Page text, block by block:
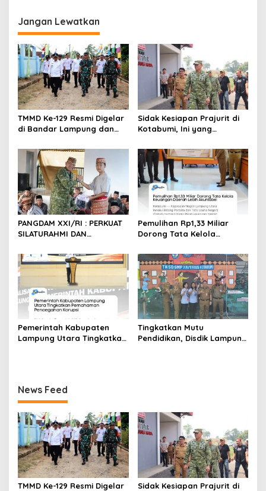
g
a
s
i
p
o
s
Jangan Lewatkan
TMMD Ke-129 Resmi Digelar
di Bandar Lampung dan
043/Gatam Percepat
Pembangunan untuk
Kesejahteraan Masyarakat
Sidak Kesiapan Prajurit di
Kotabumi, Ini yang
XXI/RI
PANGDAM XXI/RI : PERKUAT
SILATURAHMI DAN
Pemulihan Rp1,33 Miliar
Dorong Tata Kelola
Akuntabel
Pemerintah Kabupaten
Lampung Utara Tingkatkan
Tingkatkan Mutu
Pendidikan, Disdik Lampung
News Feed
TMMD Ke-129 Resmi Digelar
Sidak Kesiapan Prajurit di